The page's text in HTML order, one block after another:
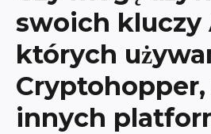
swoich kluczy
których
Cryptohopper,
innych